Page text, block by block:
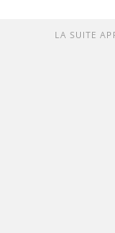
LA SUITE